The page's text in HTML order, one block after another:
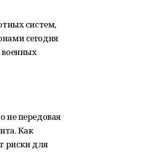
систем,
сегодня
не передовая
Как
риски для